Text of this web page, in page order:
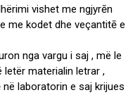
vishet me ngjyrēn
me kodet dhe veçantitē e
nga vargu i saj , më le
letër materialin letrar ,
laboratorin e saj krijues